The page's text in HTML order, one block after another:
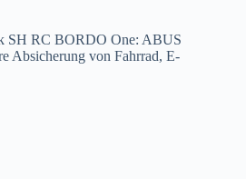
SH RC BORDO One: ABUS
Absicherung von Fahrrad, E-